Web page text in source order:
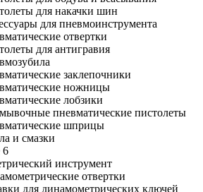
для накачки шин
для пневмоинструмента
отвертки
для антигравия
заклепочники
ножницы
лобзики
пневматические пистолеты
шприцы
и смазки
6
инструмент
отвертки
для динамометрических ключей